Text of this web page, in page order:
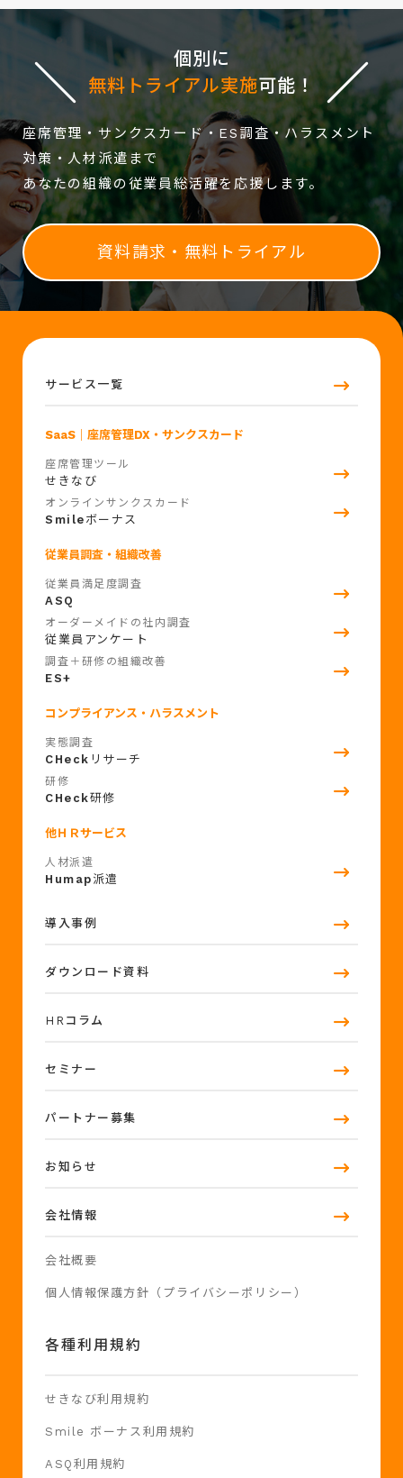
個別に
無料トライアル実施可能！
座席管理・サンクスカード・ES調査・ハラスメント
対策・人材派遣まで
あなたの組織の従業員総活躍を応援します。
資料請求・無料トライアル
サービス一覧
SaaS ｜座席管理DX・サンクスカード
座席管理ツール
せきなび
オンラインサンクスカード
Smile ボーナス
従業員調査・組織改善
従業員満足度調査
ASQ
オーダーメイドの社内調査
従業員アンケート
調査＋研修の組織改善
ES+
コンプライアンス・ハラスメント
実態調査
CHeck リサーチ
研修
CHeck研修
他ＨＲサービス
人材派遣
Humap 派遣
導入事例
ダウンロード資料
HRコラム
セミナー
パートナー募集
お知らせ
会社情報
会社概要
個人情報保護方針（プライバシーポリシー）
各種利用規約
せきなび利用規約
Smile ボーナス利用規約
ASQ利用規約